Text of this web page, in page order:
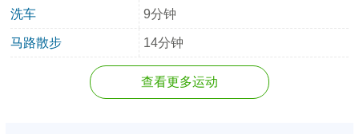
洗车 9分钟
马路散步 14分钟
查看更多运动